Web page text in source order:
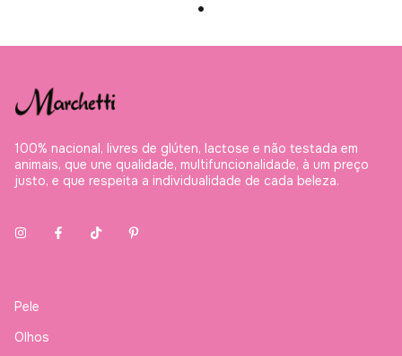
100% nacional, livres de glúten, lactose e não testada em
animais, que une qualidade, multifuncionalidade, à um preço
justo, e que respeita a individualidade de cada beleza.
Pele
Olhos